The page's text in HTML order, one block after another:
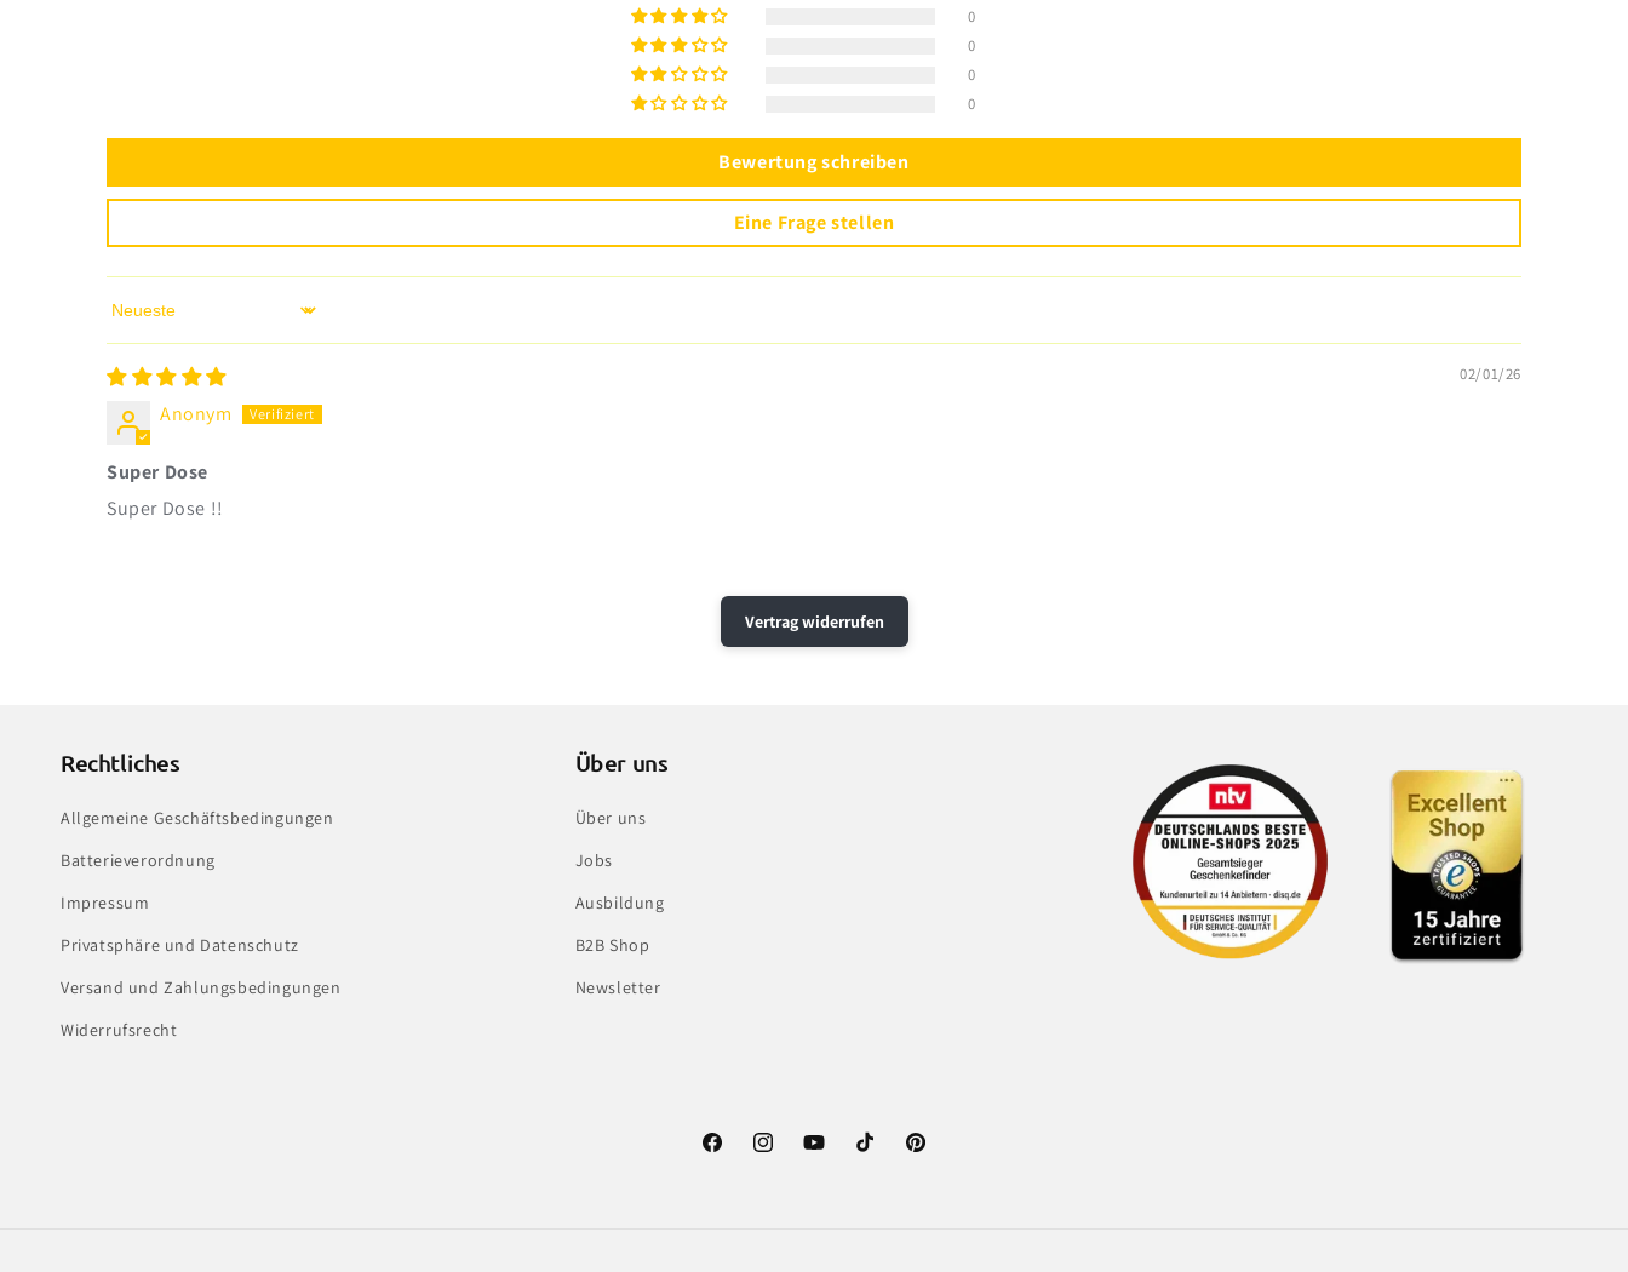
0
0
0
0
Bewertung schreiben
Eine Frage stellen
Sort by
02/01/26
Anonym
Super Dose
Super Dose !!
Vertrag widerrufen
Rechtliches
Allgemeine Geschäftsbedingungen
Batterieverordnung
Impressum
Privatsphäre und Datenschutz
Versand und Zahlungsbedingungen
Widerrufsrecht
Über uns
Über uns
Jobs
Ausbildung
B2B Shop
Newsletter
FacebookInstagramYouTubeTikTok Pinterest